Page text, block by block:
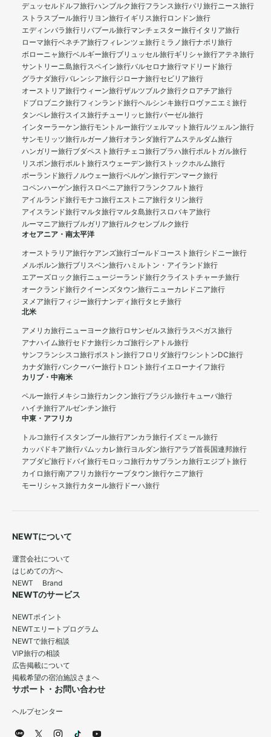
デュッセルドルフ旅行ハンブルク旅行フランス旅行パリ旅行ニース旅行
ストラスブール旅行リヨン旅行イギリス旅行ロンドン旅行
エディンバラ旅行リバプール旅行マンチェスター旅行イタリア旅行
ローマ旅行ベネチア旅行フィレンツェ旅行 ミラノ旅行ナポリ旅行
ボローニャ旅行ベルギー旅行ブリュッセル旅行ギリシャ旅行アテネ旅行
サントリーニ島旅行スペイン旅行バルセロナ旅行マドリード旅行
グラナダ旅行バレンシア旅行ジローナ旅行セビリア旅行
オーストリア旅行ウィーン旅行ザルツブルク旅行クロアチア旅行
ドブロブニク旅行フィンランド旅行ヘルシンキ旅行ロヴァニエミ旅行
タンペレ旅行スイス旅行チューリッヒ旅行バーゼル旅行
インターラーケン旅行モントルー旅行ツェルマット旅行ルツェルン旅行
サンモリッツ旅行ルガーノ旅行オランダ旅行アムステルダム旅行
ハンガリー旅行ブダペスト旅行チェコ旅行プラハ旅行ポルトガル旅行
リスボン旅行ポルト旅行スウェーデン旅行ストックホルム旅行
ポーランド旅行ノルウェー旅行ベルゲン旅行デンマーク旅行
コペンハーゲン旅行スロベニア旅行フランクフルト旅行
アイルランド旅行モナコ旅行エストニア旅行タリン旅行
アイスランド旅行マルタ旅行マルタ島旅行スロバキア旅行
ルーマニア旅行ブルガリア旅行ルクセンブルク旅行
オセアニア・南太平洋
オーストラリア旅行ケアンズ旅行ゴールドコースト旅行シドニー旅行
メルボルン旅行ブリスベン旅行ハミルトン・アイランド旅行
エアーズロック旅行ニュージーランド旅行クライストチャーチ旅行
オークランド旅行クイーンズタウン旅行ニューカレドニア旅行
ヌメア旅行フィジー旅行ナンディ旅行タヒチ旅行
北米
アメリカ旅行ニューヨーク旅行ロサンゼルス旅行ラスベガス旅行
アナハイム旅行セドナ旅行シカゴ旅行シアトル旅行
サンフランシスコ旅行ボストン旅行フロリダ旅行ワシントンDC旅行
カナダ旅行バンクーバー旅行 トロント旅行イエローナイフ旅行
カリブ・中南米
ペルー旅行メキシコ旅行カンクン旅行ブラジル旅行キューバ旅行
ハイチ旅行アルゼンチン旅行
中東・アフリカ
トルコ旅行イスタンブール旅行アンカラ旅行イズミール旅行
カッパドキア旅行パムッカレ旅行ヨルダン旅行アラブ首長国連邦旅行
アブダビ旅行 ドバイ旅行モロッコ旅行カサブランカ旅行エジプト旅行
カイロ旅行南アフリカ旅行ケープタウン旅行ケニア旅行
モーリシャス旅行カタール旅行 ドーハ旅行
NEWTについて
運営会社について
はじめての方へ
NEWT Brand
NEWTのサービス
NEWTポイント
NEWTエリートプログラム
NEWTで旅行相談
VIP旅行の相談
広告掲載について
掲載希望の宿泊施設さまへ
サポート・お問い合わせ
ヘルプセンター